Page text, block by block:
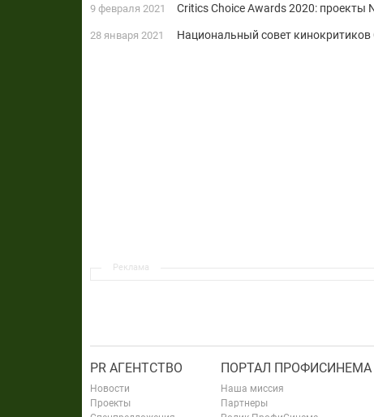
9 февраля 2021 Critics Choice Awards 2020: проекты
28 января 2021 Национальный совет
Реклама
PR АГЕНТСТВО
Новости
Проекты
ПОРТАЛ ПРОФИСИНЕМА
Наша миссия
Партнеры